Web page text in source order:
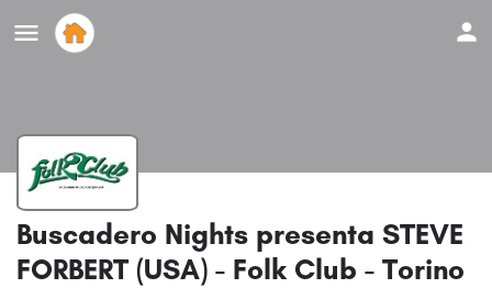
Buscadero Nights presenta STEVE
FORBERT (USA) - Folk Club - Torino